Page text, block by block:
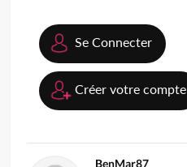
Se Connecter
Créer votre compte
BenMar87